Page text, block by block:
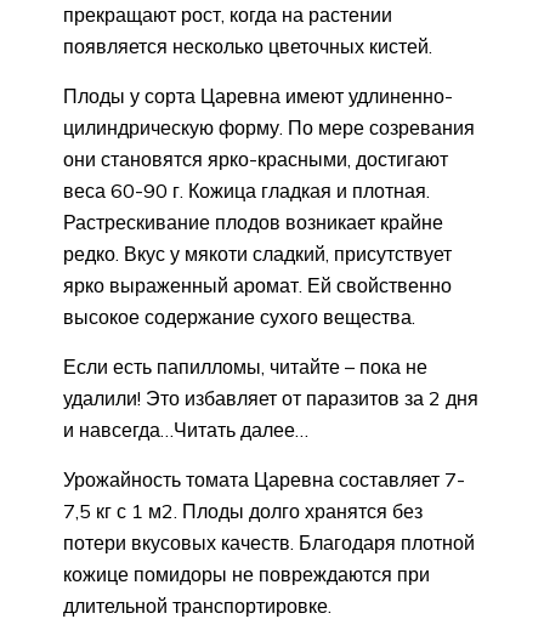
прекращают рост, когда на растении
появляется несколько цветочных кистей.
Плоды у сорта Царевна имеют удлиненно-
цилиндрическую форму. По мере созревания
они становятся ярко-красными, достигают
веса 60-90 г. Кожица гладкая и плотная.
Растрескивание плодов возникает крайне
редко. Вкус у мякоти сладкий, присутствует
ярко выраженный аромат. Ей свойственно
высокое содержание сухого вещества.
Если есть папилломы, читайте – пока не
удалили! Это избавляет от паразитов за 2 дня
и навсегда…Читать далее…
Урожайность томата Царевна составляет 7-
7,5 кг с 1 м2. Плоды долго хранятся без
потери вкусовых качеств. Благодаря плотной
кожице помидоры не повреждаются при
длительной транспортировке.